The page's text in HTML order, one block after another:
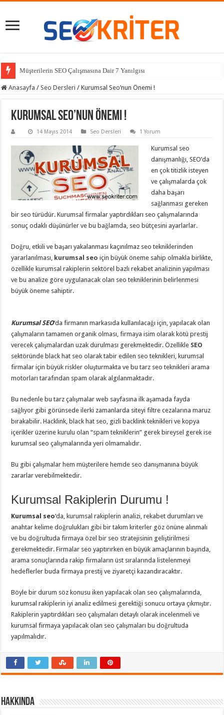
Müşterilerin SEO Çalışmasına Dair 7 Yanılgısı
Anasayfa / Seo Dersleri / Kurumsal Seo’nun Önemi !
Kurumsal Seo’nun Önemi !
14 Mayıs 2014 Seo Dersleri 1 Yorum
Kurumsal seo
danışmanlığı, SEO’da
en çok titizlik isteyen
ve çalışmalarda çok
daha başarı
sağlanması gereken
bir seo türüdür. Kurumsal firmalar yaptırdıkları seo çalışmalarında
sonuç odaklı düşünürler ve bu bağlamda, seo bütçesini ayarlarlar.
Doğru, etkili ve başarı yakalanması kaçınılmaz seo tekniklerinden
yararlanılması, kurumsal seo için büyük öneme sahip olmakla birlikte,
özellikle kurumsal rakiplerin sektörel bazlı rekabet analizinin yapılması
ve bu analize göre uygulanacak olan seo tekniklerinin belirlenmesi
büyük öneme sahiptir.
Kurumsal SEO‘da firmanın markasıda kullanılacağı için, yapılacak olan
çalışmaların tamamen organik olması, firmaya isim olarak kötü prestij
verecek çalışmalardan uzak durulması gerekmektedir. Özellikle SEO
sektöründe black hat seo olarak tabir edilen seo teknikleri, kurumsal
firmalar için büyük riskler oluşturmakta ve bu tarz seo teknikleri arama
motorları tarafından spam olarak algılanmaktadır.
Bu nedenle bu tarz çalışmalar web sayfasına ilk aşamada fayda
sağlıyor gibi görünsede ilerki zamanlarda siteyi filtre cezalarına maruz
bırakabilir. Hacklink, black hat seo, gizli backlink teknikleri ve kopya
içerikler üzerine kurulu olan “spam tekniklerin” gerek bireysel gerek ise
kurumsal seo çalışmalarında yeri olmamalıdır.
Bu gibi çalışmalar hem müşterilere hemde seo danışmanına büyük
zararlar verebilmektedir.
Kurumsal Rakiplerin Durumu !
Kurumsal seo‘da, kurumsal rakiplerin analizi, rekabet durumları ve
anahtar kelime doğrulukları gibi bir takım kriterler göz önüne alınmalı
ve bu doğrultuda firmaya özel bir seo stratejisinin geliştirilmesi
gerekmektedir. Firmalar seo yaptırırken en büyük amaçlarının başında,
arama sonuçlarında rakip firmaların üst sıralarında listelenmeyi
hedeflerler buda firmaya prestij ve ziyaretçi kazandıracaktır.
Böyle bir durum söz konusu iken yapılacak olan seo çalışmalarında,
kurumsal rakiplerin iyi analiz edilmesi gerektiği sonucu ortaya çıkmıştır.
Rakiplerin yaptırdıkları seo çalışmaları detaylı olarak incelenmeli ve
kurumsal firmaya yapılacak olan seo çalışmaları bu doğrultuda
yapılmalıdır.
Hakkında